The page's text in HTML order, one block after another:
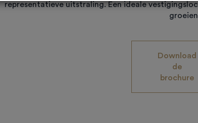
representatieve uitstraling. Een ideale
Download
de
brochure